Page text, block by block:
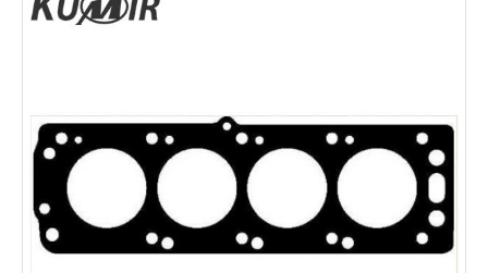
Filter automatskog menjača
IZDUVNI SISTEM
Auspuh lonac
Lambda sonda
Nosač auspuha